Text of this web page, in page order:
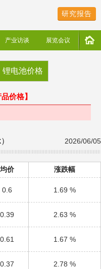
研究报告
产业访谈 展览会议
锂电池价格
价格】
2026/06/05
均价
涨跌幅
0.6 1.69 %
0.39 2.63 %
0.61 1.67 %
0.37 2.78 %